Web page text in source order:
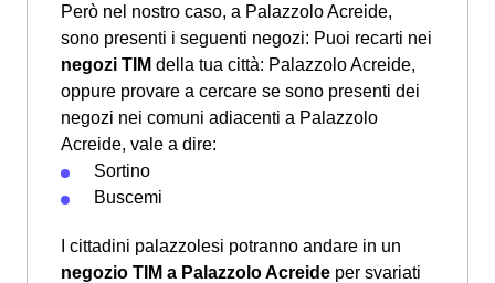
Però nel nostro caso, a Palazzolo Acreide,
sono presenti i seguenti negozi: Puoi recarti nei
negozi TIM della tua città: Palazzolo Acreide,
oppure provare a cercare se sono presenti dei
negozi nei comuni adiacenti a Palazzolo
Acreide, vale a dire:
Sortino
Buscemi
I cittadini palazzolesi potranno andare in un
negozio TIM a Palazzolo Acreide per svariati